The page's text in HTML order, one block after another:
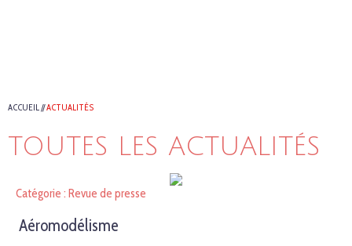
ACCUEIL//ACTUALITÉS
TOUTES LES ACTUALITÉS
Catégorie : Revue de presse
Aéromodélisme